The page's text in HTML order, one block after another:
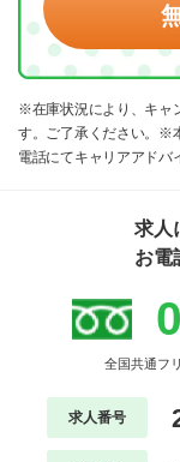
※在庫状況により、キャ
す。ご了承ください。※
電話にてキャリアアドバ
求人
お電
全国共通フ
求人番号